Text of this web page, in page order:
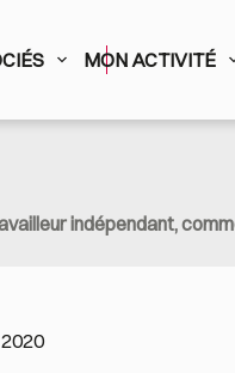
MON ACTIVITÉ
indépendant,